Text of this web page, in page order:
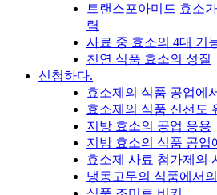
트랜스포아미드 효소
력
사료 중 효소의 4대 기
천연 식품 효소의 성질
신청하다.
효소제의 식품 공업에
효소제의 식품 신선도
지방 효소의 공업 응용
지방 효소의 식품 공업
효소제 사료 첨가제의
냉동고무의 식품에서